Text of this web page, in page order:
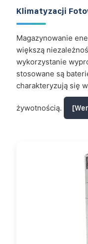
Klimatyzacji
Magazynowanie
większą
wykorzystanie
stosowane są
charakteryzują się
żywotnością.